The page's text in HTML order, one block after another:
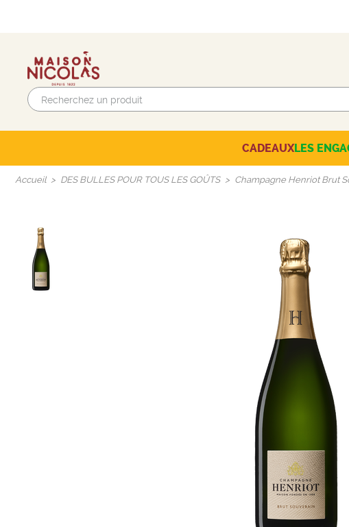
CADEAUXLES
Accueil DES BULLES POUR TOUS LES GOÛTS Champagne Henriot Brut